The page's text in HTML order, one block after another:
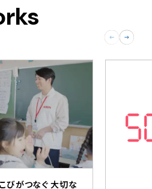
びがつなぐ 大切な